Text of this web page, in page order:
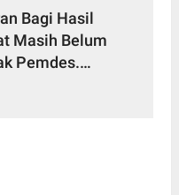
Bagi Hasil
Masih Belum
Pemdes.